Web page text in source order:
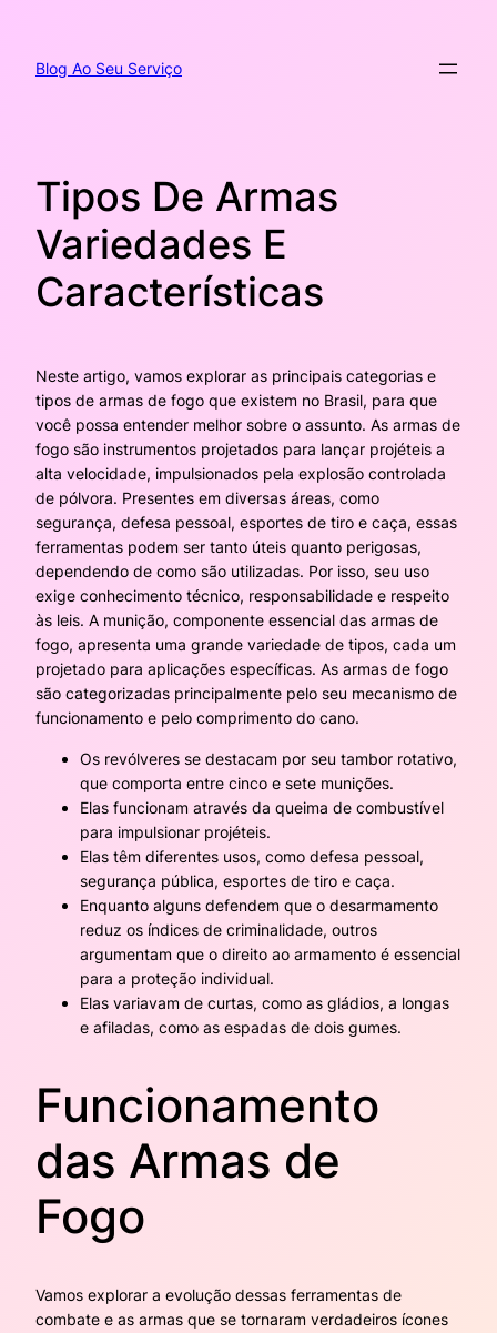
Blog Ao Seu Serviço
Tipos De Armas
Variedades E
Características
Neste artigo, vamos explorar as principais categorias e
tipos de armas de fogo que existem no Brasil, para que
você possa entender melhor sobre o assunto. As armas de
fogo são instrumentos projetados para lançar projéteis a
alta velocidade, impulsionados pela explosão controlada
de pólvora. Presentes em diversas áreas, como
segurança, defesa pessoal, esportes de tiro e caça, essas
ferramentas podem ser tanto úteis quanto perigosas,
dependendo de como são utilizadas. Por isso, seu uso
exige conhecimento técnico, responsabilidade e respeito
às leis. A munição, componente essencial das armas de
fogo, apresenta uma grande variedade de tipos, cada um
projetado para aplicações específicas. As armas de fogo
são categorizadas principalmente pelo seu mecanismo de
funcionamento e pelo comprimento do cano.
Os revólveres se destacam por seu tambor rotativo,
que comporta entre cinco e sete munições.
Elas funcionam através da queima de combustível
para impulsionar projéteis.
Elas têm diferentes usos, como defesa pessoal,
segurança pública, esportes de tiro e caça.
Enquanto alguns defendem que o desarmamento
reduz os índices de criminalidade, outros
argumentam que o direito ao armamento é essencial
para a proteção individual.
Elas variavam de curtas, como as gládios, a longas
e afiladas, como as espadas de dois gumes.
Funcionamento
das Armas de
Fogo
Vamos explorar a evolução dessas ferramentas de
combate e as armas que se tornaram verdadeiros ícones